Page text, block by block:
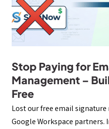
Stop Paying for
Management –
Free
Lost our free email
Google Workspace partners.